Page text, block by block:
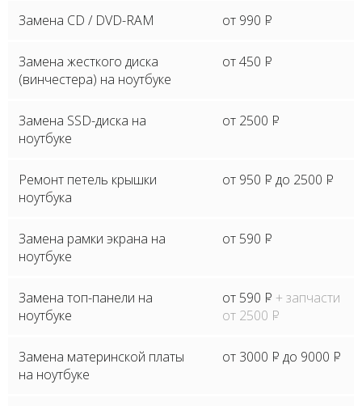
Замена CD / DVD-RAM от 990 P
Замена жесткого диска
(винчестера) на ноутбуке
от 450 P
Замена SSD-диска на
ноутбуке
от 2500 P
Ремонт петель крышки
ноутбука
от 950 P до 2500 P
Замена рамки экрана на
ноутбуке
от 590 P
Замена топ-панели на
ноутбуке
от 590 P + запчасти
от 2500 P
Замена материнской платы
на ноутбуке
от 3000 P до 9000 P